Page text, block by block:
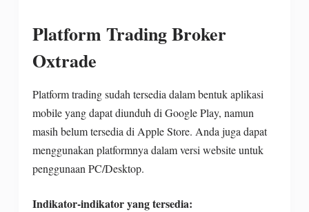
Platform Trading Broker
Oxtrade
Platform trading sudah tersedia dalam bentuk aplikasi
mobile yang dapat diunduh di Google Play, namun
masih belum tersedia di Apple Store. Anda juga dapat
menggunakan platformnya dalam versi website untuk
penggunaan PC/Desktop.
Indikator-indikator yang tersedia: